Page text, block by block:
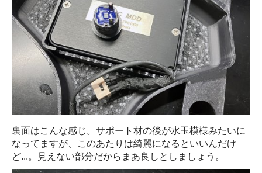
裏面はこんな感じ。サポート材の後が水玉模様みたいに
なってますが、このあたりは綺麗になるといいんだけ
ど...。見えない部分だからまあ良しとしましょう。